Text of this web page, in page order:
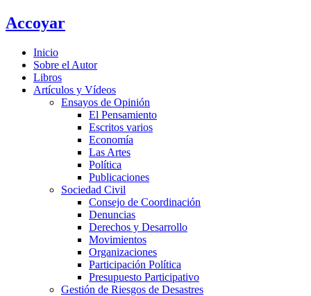
Ir
al
Accoyar
Inicio
Sobre el Autor
Libros
Artículos y Vídeos
Ensayos de Opinión
El Pensamiento
Escritos varios
Economía
Las Artes
Política
Publicaciones
Sociedad Civil
Consejo de Coordinación
Denuncias
Derechos y Desarrollo
Movimientos
Organizaciones
Participación Política
Presupuesto Participativo
Gestión de Riesgos de Desastres